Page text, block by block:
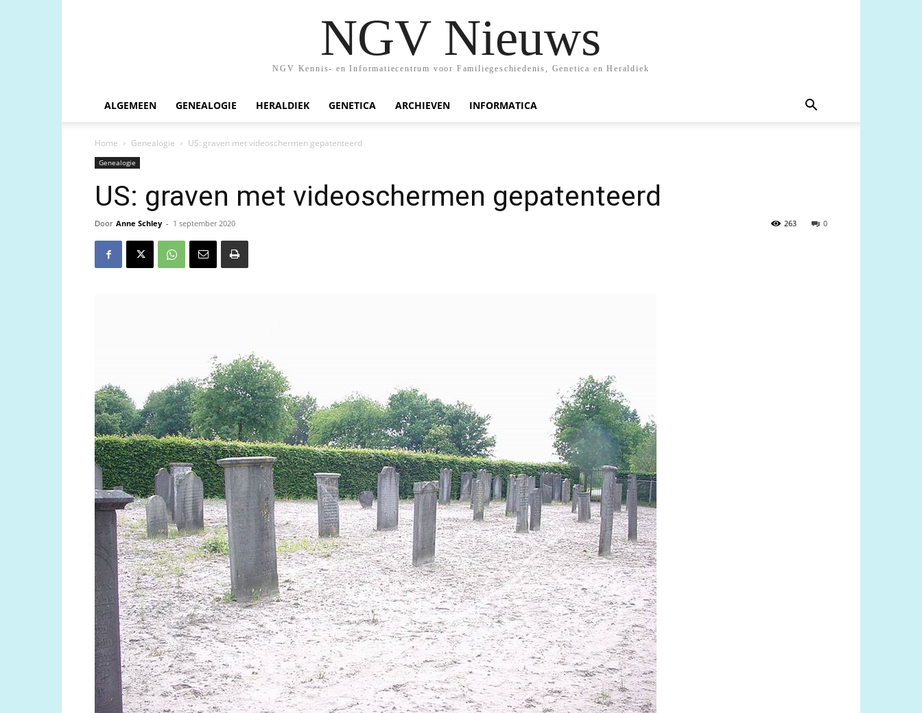
NGV Nieuws
NGV Kennis- en Informatiecentrum voor Familiegeschiedenis, Genetica en Heraldiek
ALGEMEEN GENEALOGIE HERALDIEK GENETICA ARCHIEVEN INFORMATICA
Home Genealogie US: graven met videoschermen gepatenteerd
Genealogie
US: graven met videoschermen gepatenteerd
Door Anne Schley - 1 september 2020 0
263